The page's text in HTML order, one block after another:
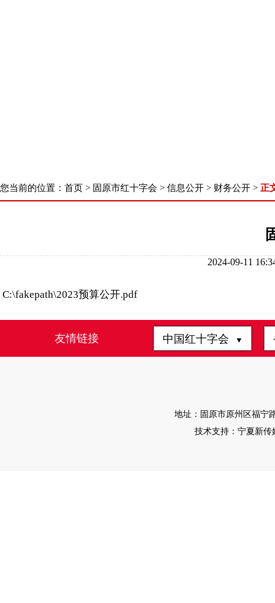
您当前的位置： 首页 > 固原市红十字会 > 信息公开 > 财务公开 > 正
2024-09-11
C:\fakepath\2023预算公开.pdf
友情链接 中国红十字会 ▼
地址：固原市原州区福
技术支持：宁夏新传